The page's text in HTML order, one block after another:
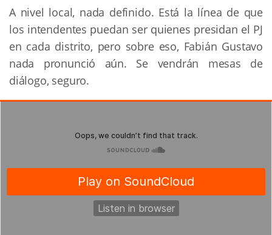
A nivel local, nada definido. Está la línea de que
los intendentes puedan ser quienes presidan el PJ
en cada distrito, pero sobre eso, Fabián Gustavo
nada pronunció aún. Se vendrán mesas de
diálogo, seguro.